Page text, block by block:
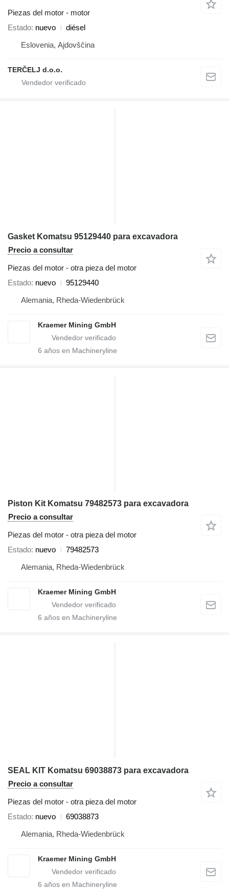
Piezas del motor - motor
Estado nuevo
diésel
Eslovenia, Ajdovščina
TERČELJ d.o.o.
Gasket Komatsu 95129440 para excavadora
Precio a consultar
Piezas del motor - otra pieza del motor
Estado nuevo
95129440
Alemania, Rheda-Wiedenbrück
Kraemer Mining GmbH
6 años en Machineryline
Piston Kit Komatsu 79482573 para excavadora
Precio a consultar
Piezas del motor - otra pieza del motor
Estado nuevo
79482573
Alemania, Rheda-Wiedenbrück
Kraemer Mining GmbH
6 años en Machineryline
SEAL KIT Komatsu 69038873 para excavadora
Precio a consultar
Piezas del motor - otra pieza del motor
Estado nuevo
69038873
Alemania, Rheda-Wiedenbrück
Kraemer Mining GmbH
6 años en Machineryline